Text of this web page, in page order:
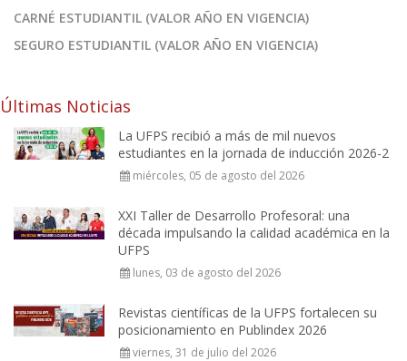
CARNÉ ESTUDIANTIL (VALOR AÑO EN VIGENCIA)
SEGURO ESTUDIANTIL (VALOR AÑO EN VIGENCIA)
Últimas Noticias
La UFPS recibió a más de mil nuevos
estudiantes en la jornada de inducción 2026-2
miércoles, 05 de agosto del 2026
XXI Taller de Desarrollo Profesoral: una
década impulsando la calidad académica en la
UFPS
lunes, 03 de agosto del 2026
Revistas científicas de la UFPS fortalecen su
posicionamiento en Publindex 2026
viernes, 31 de julio del 2026